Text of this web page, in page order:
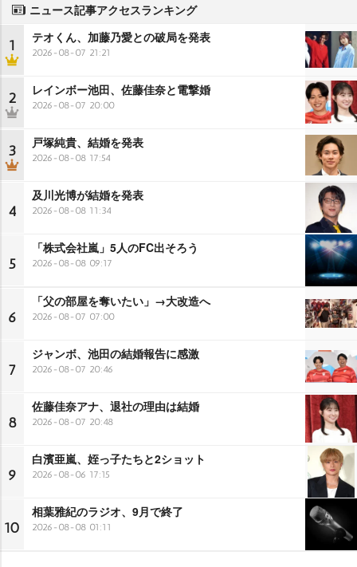
ニュース記事アクセスランキング
1 テオくん、加藤乃愛との破局を発表
2026-08-07 21:21
2 レインボー池田、佐藤佳奈と電撃婚
2026-08-07 20:00
3 戸塚純貴、結婚を発表
2026-08-08 17:54
4
及川光博が結婚を発表
2026-08-08 11:34
5
「株式会社嵐」5人のFC出そろう
2026-08-08 09:17
6
「父の部屋を奪いたい」→大改造へ
2026-08-07 07:00
7
ジャンボ、池田の結婚報告に感激
2026-08-07 20:46
8
佐藤佳奈アナ、退社の理由は結婚
2026-08-07 20:48
9
白濱亜嵐、姪っ子たちと2ショット
2026-08-06 17:15
10
相葉雅紀のラジオ、9月で終了
2026-08-08 01:11